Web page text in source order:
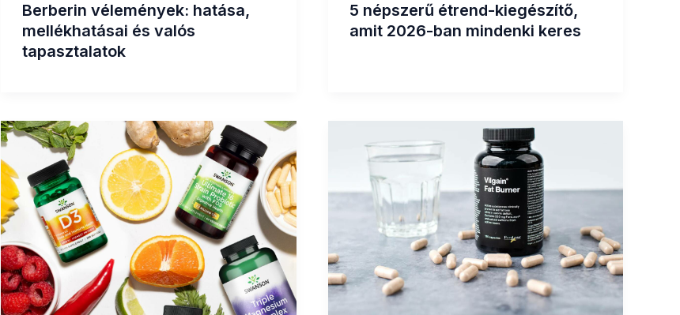
Berberin vélemények: hatása,
mellékhatásai és valós
tapasztalatok
5 népszerű étrend-kiegészítő,
amit 2026-ban mindenki keres